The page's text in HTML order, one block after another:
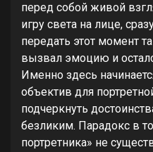
перед собой живой
игру света на лице,
передать этот момент
вызвал эмоцию и
Именно здесь
объектив для
подчеркнуть
безликим. Парадокс в
портретника» не